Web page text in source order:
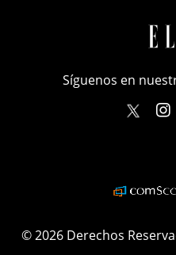
Síguenos en
© 2026 Derechos